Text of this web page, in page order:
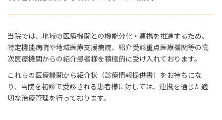
当院では、地域の医療機関との機能分化・連携を推進するため、
特定機能病院や地域医療支援病院、紹介受診重点医療機関等の高
次医療機関からの紹介患者様を積極的に受け入れております。
これらの医療機関から紹介状（診療情報提供書）をお持ちにな
り、当院を初診で受診される患者様に対しては、連携を通じた適
切な治療管理を行っております。